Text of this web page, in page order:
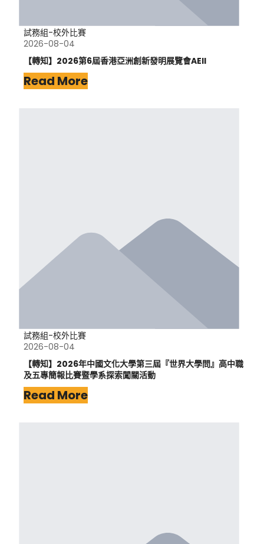
試務組-校外比賽
2026-08-04
【轉知】2026第6屆香港亞洲創新發明展覽會AEII
Read More
試務組-校外比賽
2026-08-04
【轉知】2026年中國文化大學第三屆『世界大學問』高中職
及五專簡報比賽暨學系探索闖關活動
Read More